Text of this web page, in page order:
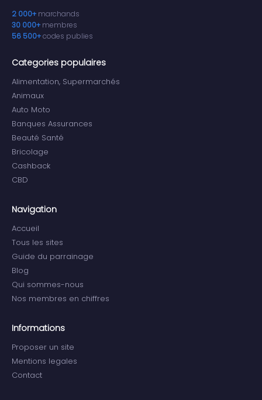
2 000+ marchands
30 000+ membres
56 500+codes publies
Categories populaires
Alimentation, Supermarchés
Animaux
Auto Moto
Banques Assurances
Beauté Santé
Bricolage
Cashback
CBD
Navigation
Accueil
Tous les sites
Guide du parrainage
Blog
Qui sommes-nous
Nos membres en chiffres
Informations
Proposer un site
Mentions legales
Contact